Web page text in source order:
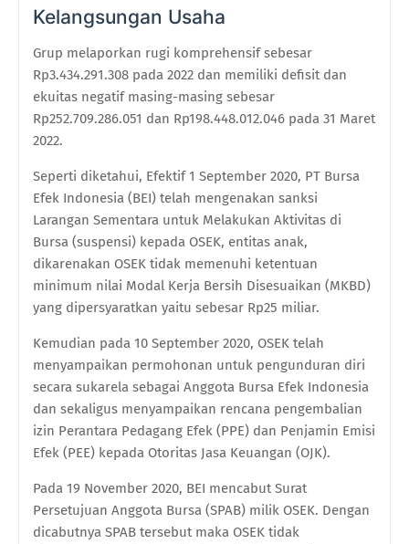
Kelangsungan Usaha
Grup melaporkan rugi komprehensif sebesar
Rp3.434.291.308 pada 2022 dan memiliki defisit dan
ekuitas negatif masing-masing sebesar
Rp252.709.286.051 dan Rp198.448.012.046 pada 31 Maret
2022.
Seperti diketahui, Efektif 1 September 2020, PT Bursa
Efek Indonesia (BEI) telah mengenakan sanksi
Larangan Sementara untuk Melakukan Aktivitas di
Bursa (suspensi) kepada OSEK, entitas anak,
dikarenakan OSEK tidak memenuhi ketentuan
minimum nilai Modal Kerja Bersih Disesuaikan (MKBD)
yang dipersyaratkan yaitu sebesar Rp25 miliar.
Kemudian pada 10 September 2020, OSEK telah
menyampaikan permohonan untuk pengunduran diri
secara sukarela sebagai Anggota Bursa Efek Indonesia
dan sekaligus menyampaikan rencana pengembalian
izin Perantara Pedagang Efek (PPE) dan Penjamin Emisi
Efek (PEE) kepada Otoritas Jasa Keuangan (OJK).
Pada 19 November 2020, BEI mencabut Surat
Persetujuan Anggota Bursa (SPAB) milik OSEK. Dengan
dicabutnya SPAB tersebut maka OSEK tidak